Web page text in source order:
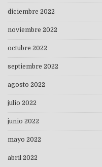
diciembre 2022
noviembre 2022
octubre 2022
septiembre 2022
agosto 2022
julio 2022
junio 2022
mayo 2022
abril 2022